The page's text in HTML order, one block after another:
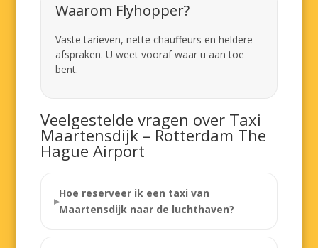
Waarom Flyhopper?
Vaste tarieven, nette chauffeurs en heldere
afspraken. U weet vooraf waar u aan toe
bent.
Veelgestelde vragen over Taxi
Maartensdijk – Rotterdam The
Hague Airport
Hoe reserveer ik een taxi van
Maartensdijk naar de luchthaven?